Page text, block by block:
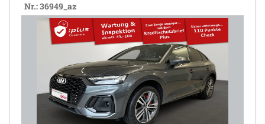
Nr.: 36949_az